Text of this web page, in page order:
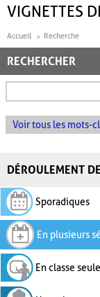
VIGNETTES
Accueil Recherche
RECHERCHER
Voir tous les mots-
DÉROULEMENT
Sporadiques
En plusieurs
En classe